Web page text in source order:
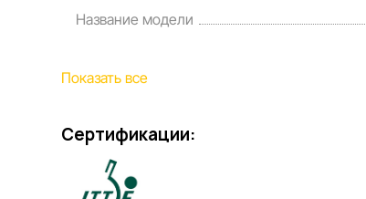
Название модели
Показать все
Сертификации: